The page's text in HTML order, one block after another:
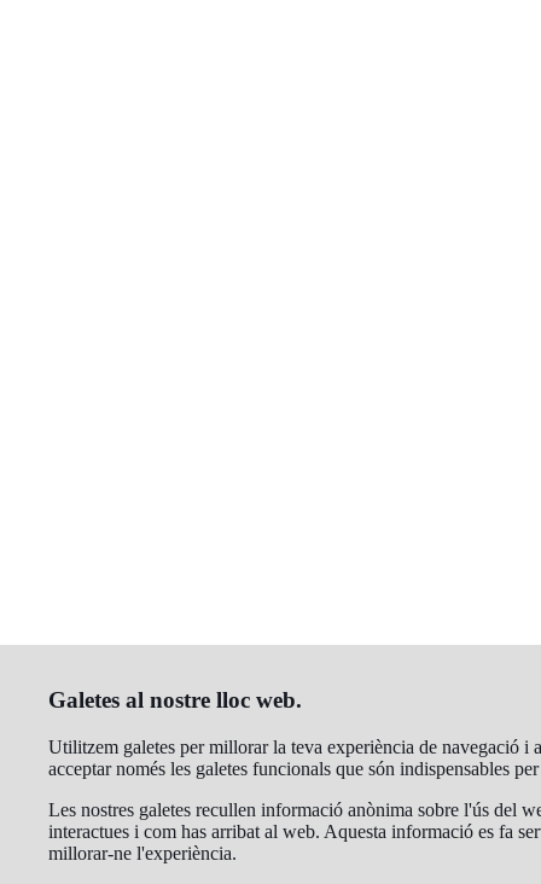
Galetes al nostre lloc web.
Utilitzem galetes per millorar la teva experiència de navegació i
acceptar només les galetes funcionals que són indispensables
Les nostres galetes recullen informació anònima sobre l'ús del
interactues i com has arribat al web. Aquesta informació es fa
millorar-ne l'experiència.